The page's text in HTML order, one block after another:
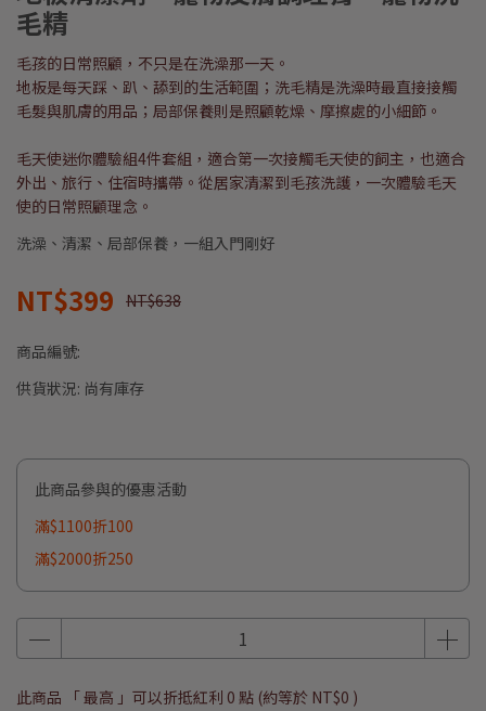
毛精
毛孩的日常照顧，不只是在洗澡那一天。
地板是每天踩、趴、舔到的生活範圍；洗毛精是洗澡時最直接接觸
毛髮與肌膚的用品；局部保養則是照顧乾燥、摩擦處的小細節。
毛天使迷你體驗組4件套組，適合第一次接觸毛天使的飼主，也適合
外出、旅行、住宿時攜帶。從居家清潔到毛孩洗護，一次體驗毛天
使的日常照顧理念。
洗澡、清潔、局部保養，一組入門剛好
NT$399 NT$638
商品編號:
供貨狀況: 尚有庫存
此商品參與的優惠活動
滿$1100折100
滿$2000折250
此商品 「 最高 」可以折抵紅利 0 點 (約等於 NT$0 )